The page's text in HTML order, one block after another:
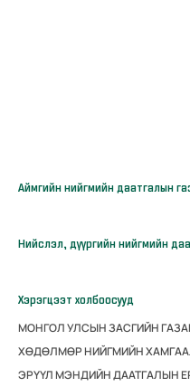
Аймгийн нийгмийн даатгалын
Нийслэл, дүүргийн нийгмийн
Хэрэгцээт холбоосууд
МОНГОЛ УЛСЫН ЗАСГИЙН
ХӨДӨЛМӨР НИЙГМИЙН
ЭРҮҮЛ МЭНДИЙН ДААТГАЛЫН